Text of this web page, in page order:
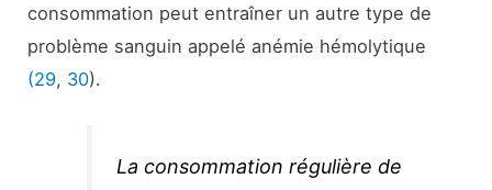
consommation peut entraîner un autre type de
problème sanguin appelé anémie hémolytique
(29, 30).
La consommation régulière de